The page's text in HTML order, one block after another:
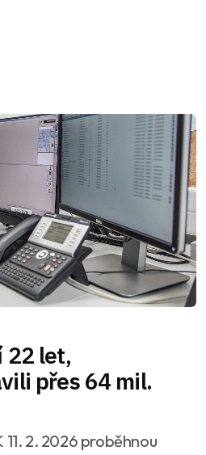
22 let,
přes 64 mil.
11. 2. 2026 proběhnou